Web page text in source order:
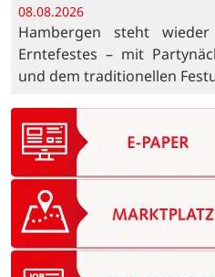
08.08.2026
Hambergen steht
Erntefestes – mit
und dem traditionellen